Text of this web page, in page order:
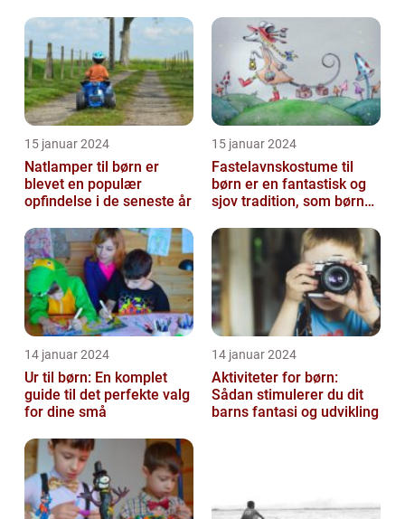
ønsker...
15 januar 2024
Natlamper til børn er
blevet en populær
opfindelse i de seneste år
15 januar 2024
Fastelavnskostume til
børn er en fantastisk og
sjov tradition, som børn
hve...
14 januar 2024
Ur til børn: En komplet
guide til det perfekte valg
for dine små
14 januar 2024
Aktiviteter for børn:
Sådan stimulerer du dit
barns fantasi og udvikling